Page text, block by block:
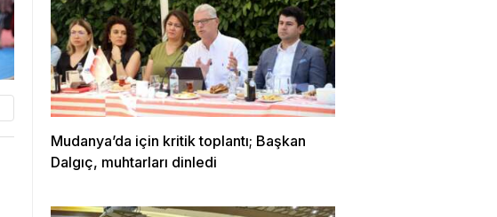
Mudanya’da için kritik toplantı; Başkan
Dalgıç, muhtarları dinledi